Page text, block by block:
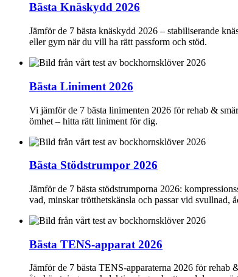
Bästa Knäskydd 2026
Jämför de 7 bästa knäskydd 2026 – stabiliserande
eller gym när du vill ha rätt passform och stöd.
Bästa Liniment 2026
Vi jämför de 7 bästa linimenten 2026 för rehab &
ömhet – hitta rätt liniment för dig.
Bästa Stödstrumpor 2026
Jämför de 7 bästa stödstrumporna 2026:
vad, minskar trötthetskänsla och passar vid svullnad,
Bästa TENS-apparat 2026
Jämför de 7 bästa TENS-apparaterna 2026 för